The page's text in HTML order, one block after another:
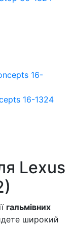
16-1324
Lexus
гальмівних
широкий